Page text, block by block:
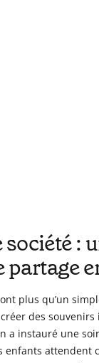
société :
partage
plus qu’un
créer des
a instauré une
enfants attendent